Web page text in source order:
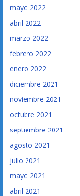
mayo 2022
abril 2022
marzo 2022
febrero 2022
enero 2022
diciembre 2021
noviembre 2021
octubre 2021
septiembre 2021
agosto 2021
julio 2021
mayo 2021
abril 2021